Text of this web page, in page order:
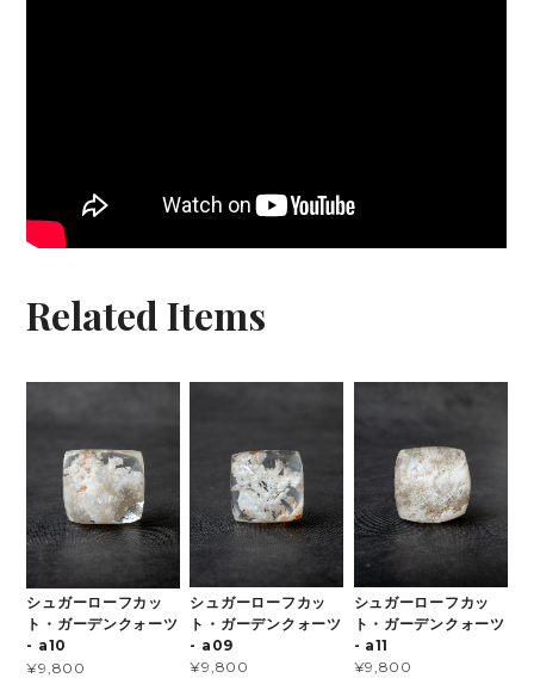
Related Items
シュガーローフカッ
ト・ガーデンクォーツ
- a10
¥9,800
シュガーローフカッ
ト・ガーデンクォーツ
- a09
¥9,800
シュガーローフカッ
ト・ガーデンクォーツ
- a11
¥9,800